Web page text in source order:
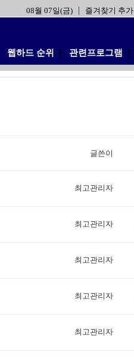
08월 07일(금) 즐겨찾기 추가
웹하드 순위 관련프로그램
글쓴이
최고관리자
최고관리자
최고관리자
최고관리자
최고관리자